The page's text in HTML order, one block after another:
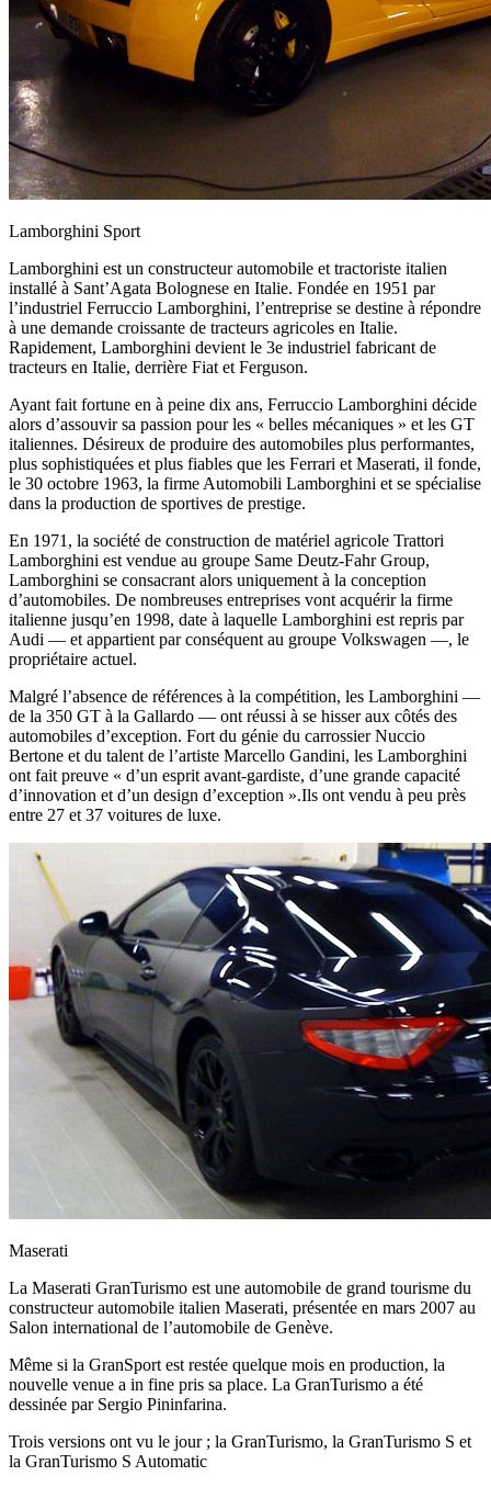
Lamborghini Sport
Lamborghini est un constructeur automobile et tractoriste italien
installé à Sant’Agata Bolognese en Italie. Fondée en 1951 par
l’industriel Ferruccio Lamborghini, l’entreprise se destine à répondre
à une demande croissante de tracteurs agricoles en Italie.
Rapidement, Lamborghini devient le 3e industriel fabricant de
tracteurs en Italie, derrière Fiat et Ferguson.
Ayant fait fortune en à peine dix ans, Ferruccio Lamborghini décide
alors d’assouvir sa passion pour les « belles mécaniques » et les GT
italiennes. Désireux de produire des automobiles plus performantes,
plus sophistiquées et plus fiables que les Ferrari et Maserati, il fonde,
le 30 octobre 1963, la firme Automobili Lamborghini et se spécialise
dans la production de sportives de prestige.
En 1971, la société de construction de matériel agricole Trattori
Lamborghini est vendue au groupe Same Deutz-Fahr Group,
Lamborghini se consacrant alors uniquement à la conception
d’automobiles. De nombreuses entreprises vont acquérir la firme
italienne jusqu’en 1998, date à laquelle Lamborghini est repris par
Audi — et appartient par conséquent au groupe Volkswagen —, le
propriétaire actuel.
Malgré l’absence de références à la compétition, les Lamborghini —
de la 350 GT à la Gallardo — ont réussi à se hisser aux côtés des
automobiles d’exception. Fort du génie du carrossier Nuccio
Bertone et du talent de l’artiste Marcello Gandini, les Lamborghini
ont fait preuve « d’un esprit avant-gardiste, d’une grande capacité
d’innovation et d’un design d’exception ».Ils ont vendu à peu près
entre 27 et 37 voitures de luxe.
Maserati
La Maserati GranTurismo est une automobile de grand tourisme du
constructeur automobile italien Maserati, présentée en mars 2007 au
Salon international de l’automobile de Genève.
Même si la GranSport est restée quelque mois en production, la
nouvelle venue a in fine pris sa place. La GranTurismo a été
dessinée par Sergio Pininfarina.
Trois versions ont vu le jour ; la GranTurismo, la GranTurismo S et
la GranTurismo S Automatic